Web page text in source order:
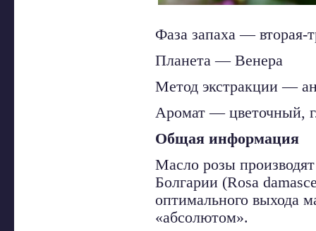
Фаза запаха — вторая-
Планета — Венера
Метод экстракции —
Аромат — цветочный,
Общая информация
Масло розы
Болгарии (Rosa
оптимального выхода
«абсолютом».